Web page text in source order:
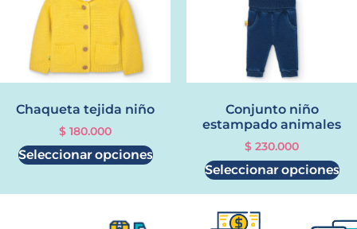
Chaqueta tejida niño
$ 180.000
Seleccionar opciones
Conjunto niño
estampado animales
$ 230.000
Seleccionar opciones